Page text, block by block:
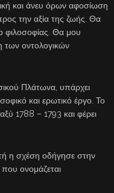
και άνευ όρων αφοσίωση
την αξία της ζωής. Θα
φιλοσοφίας. Θα μου
των οντολογικών
Πλάτωνα, υπάρχει
και ερωτικό έργο. Το
1788 – 1793 και φέρει
η σχέση οδήγησε στην
που ονομάζεται